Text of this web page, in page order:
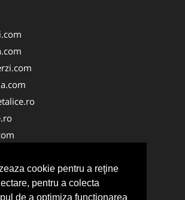
cookie pentru a reţine
pentru a colecta
de a optimiza functionarea